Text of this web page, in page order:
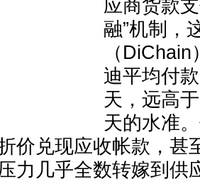
应商货款
融”机制，
（
迪平均付
天，远高
天的水准
价兑现应收帐款，甚
力几乎全数转嫁到供